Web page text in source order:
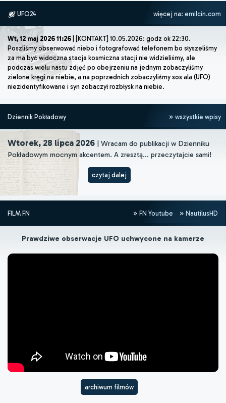
UFO24 więcej na: emilcin.com
Wt, 12 maj 2026 11:26 | [KONTAKT] 10.05.2026: godz ok 22:30.
Poszliśmy obserwować niebo i fotografować telefonem bo słyszeliśmy
za ma być widoczna stacja kosmiczna stacji nie widzieliśmy, ale
podczas wielu nastu zdjęć po obejrzeniu na jednym zobaczyliśmy
zielone kręgi na niebie, a na poprzednich zobaczyliśmy sos ala (UFO)
niezidentyfikowane i syn zobaczył rozbłysk na niebie.
Dziennik Pokładowy wszystkie wpisy
Wtorek, 28 lipca 2026 | Wracam do publikacji w Dzienniku
Pokładowym mocnym akcentem. A zresztą... przeczytajcie sami!
czytaj dalej
FILM FN FN Youtube NautilusHD
Prawdziwe obserwacje UFO uchwycone na kamerze
archiwum filmów